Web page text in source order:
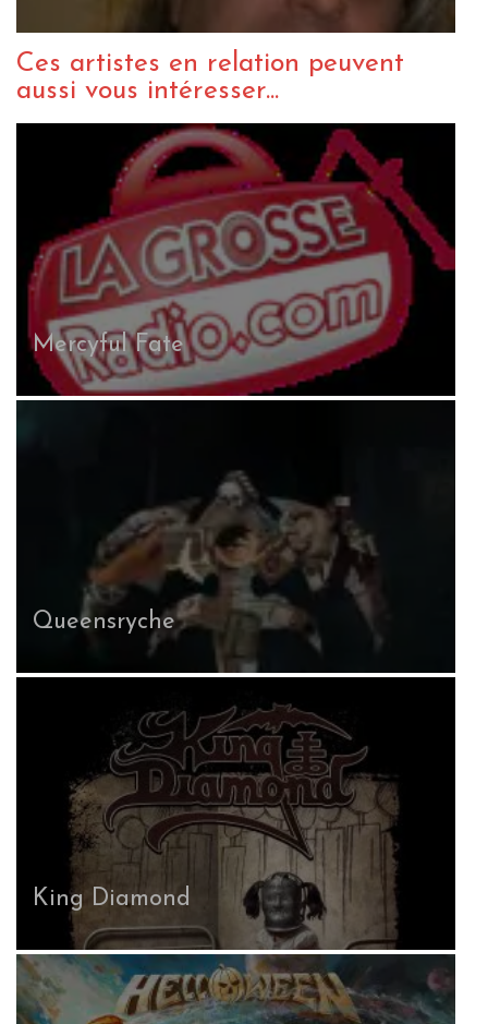
Ces artistes en relation peuvent
aussi vous intéresser...
Mercyful Fate
Queensryche
King Diamond